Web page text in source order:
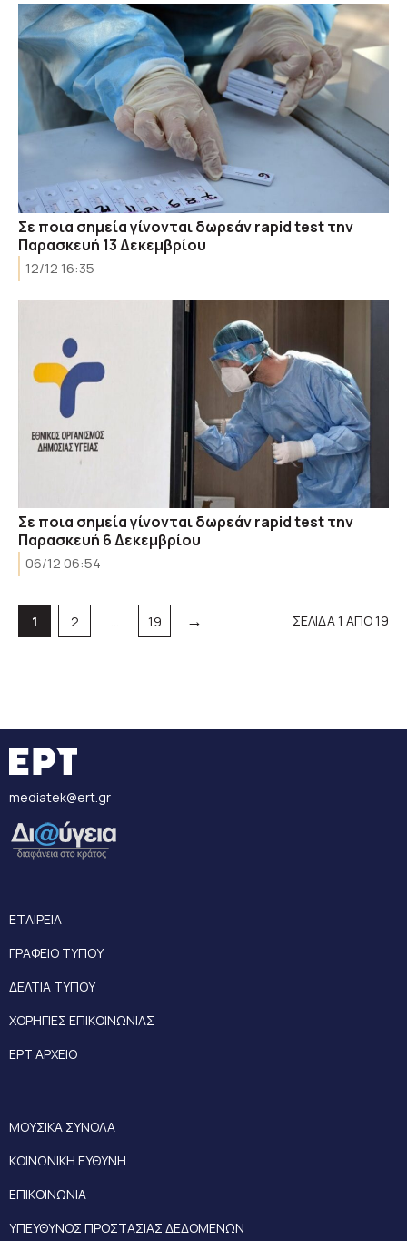
Σε ποια σημεία γίνονται δωρεάν rapid test την
Παρασκευή 13 Δεκεμβρίου
12/12 16:35
Σε ποια σημεία γίνονται δωρεάν rapid test την
Παρασκευή 6 Δεκεμβρίου
06/12 06:54
Σελίδα
1 Σελίδα
2 … Σελίδα
19 → ΣΕΛΙΔΑ 1 ΑΠΟ 19
mediatek@ert.gr
ΕΤΑΙΡΕΙΑ
ΓΡΑΦΕΙΟ ΤΥΠΟΥ
ΔΕΛΤΙΑ ΤΥΠΟΥ
ΧΟΡΗΓΙΕΣ ΕΠΙΚΟΙΝΩΝΙΑΣ
ΕΡΤ ΑΡΧΕΙΟ
ΜΟΥΣΙΚΑ ΣΥΝΟΛΑ
ΚΟΙΝΩΝΙΚΗ ΕΥΘΥΝΗ
ΕΠΙΚΟΙΝΩΝΙΑ
ΥΠΕΥΘΥΝΟΣ ΠΡΟΣΤΑΣΙΑΣ ΔΕΔΟΜΕΝΩΝ